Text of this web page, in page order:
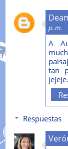
p. m.
A
tan
jejeje.
Respuestas